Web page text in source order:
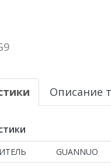
Описание
GUANNUO